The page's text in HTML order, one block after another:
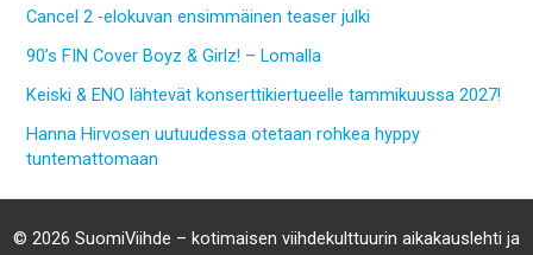
Cancel 2 -elokuvan ensimmäinen teaser julki
90’s FIN Cover Boyz & Girlz! – Lomalla
Keiski & ENO lähtevät konserttikiertueelle tammikuussa 2027!
Hanna Hirvosen uutuudessa otetaan rohkea hyppy
tuntemattomaan
© 2026 SuomiViihde – kotimaisen viihdekulttuurin aikakauslehti ja